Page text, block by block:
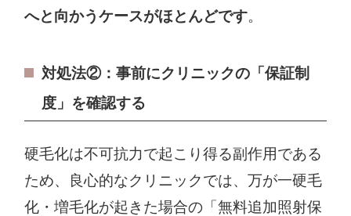
へと向かうケースがほとんどです。
対処法②：事前にクリニックの「保証制
度」を確認する
硬毛化は不可抗力で起こり得る副作用である
ため、良心的なクリニックでは、万が一硬毛
化・増毛化が起きた場合の「無料追加照射保